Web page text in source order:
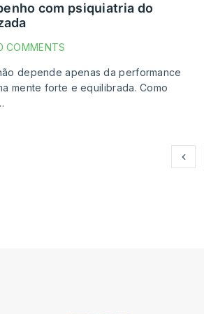
COMMENTS
depende apenas da performance
mente forte e equilibrada. Como